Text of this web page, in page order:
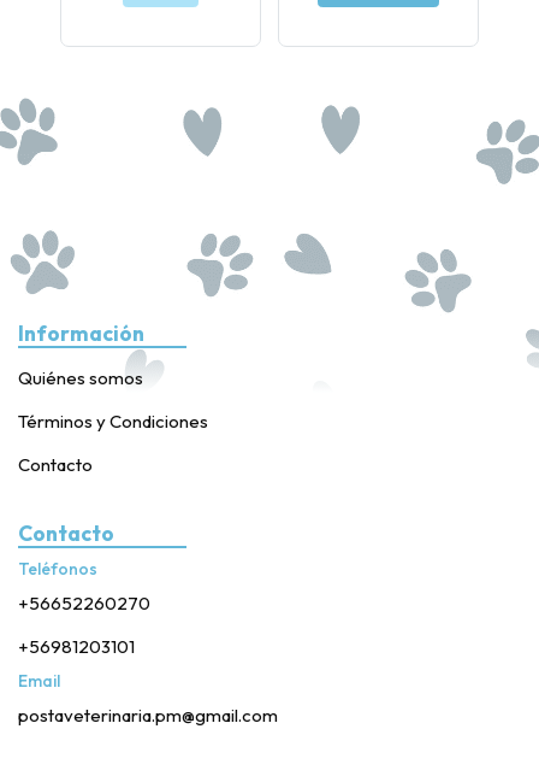
Información
Quiénes somos
Términos y Condiciones
Contacto
Contacto
Teléfonos
+56652260270
+56981203101
Email
postaveterinaria.pm@gmail.com